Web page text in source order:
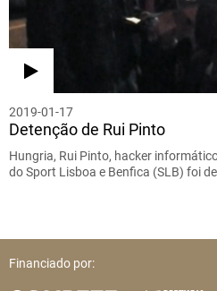
2019-01-17
Detenção de Rui Pinto
Hungria, Rui Pinto, hacker
do Sport Lisboa e Benfica (SLB) foi
Financiado por: